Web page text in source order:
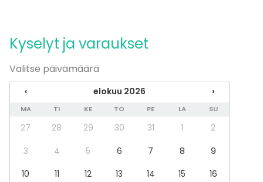
Kyselyt ja varaukset
Valitse päivämäärä
‹ elokuu 2026 ›
MA TI KE TO PE LA SU
27 28 29 30 31 1
2
3
4 5 6 7 8
9
10
11 12 13 14 15
16